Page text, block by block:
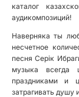
каталог
аудикомпозиций!
Наверняка ты
несчетное
песня Серік
музыка
праздниками и
затрагивать душу